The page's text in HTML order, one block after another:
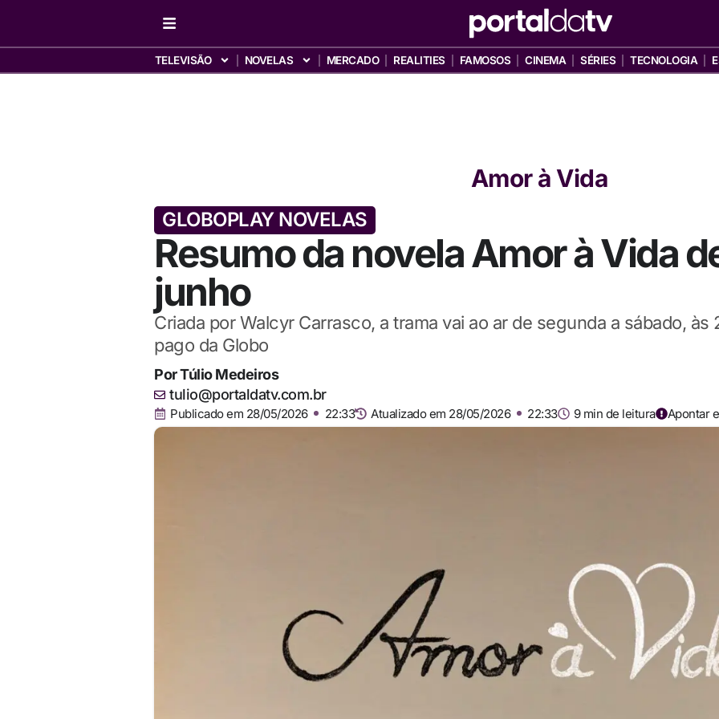
TELEVISÃO NOVELAS MERCADO REALITIES FAMOSOS CINEMA SÉRIES TECNOLOGIA
Amor à Vida
GLOBOPLAY NOVELAS
Resumo da novela Amor à Vida
junho
Criada por Walcyr Carrasco, a trama vai ao ar de segunda a sábado, às
pago da Globo
PorTúlio Medeiros
tulio@portaldatv.com.br
Publicado em 28/05/2026 22:33 Atualizado em 28/05/2026 22:33 9 min de leitura Apontar